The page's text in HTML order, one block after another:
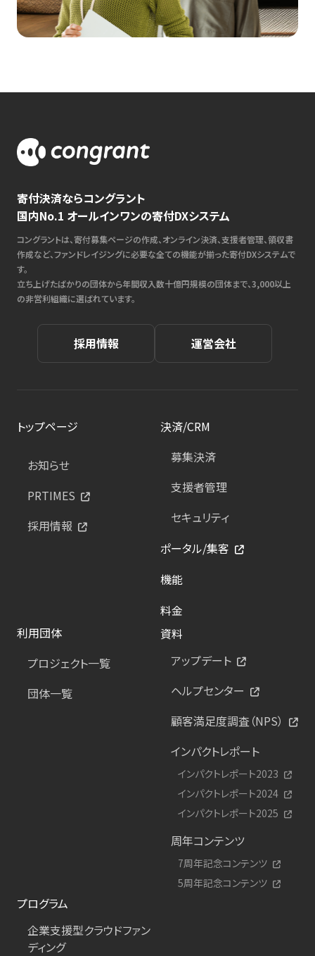
寄付決済ならコングラント
国内No.1 オールインワンの寄付DXシステム
コングラントは、寄付募集ページの作成、オンライン決済、支援者管理、領収書
作成など、ファンドレイジングに必要な全ての機能が揃った寄付DXシステムで
す。
立ち上げたばかりの団体から年間収入数十億円規模の団体まで、3,000以上
の非営利組織に選ばれています。
採用情報 運営会社
トップページ
お知らせ
PRTIMES
採用情報
決済/CRM
募集決済
支援者管理
セキュリティ
ポータル/集客
機能
料金
利用団体
プロジェクト一覧
団体一覧
資料
アップデート
ヘルプセンター
顧客満足度調査（NPS）
インパクトレポート
インパクトレポート2023
インパクトレポート2024
インパクトレポート2025
周年コンテンツ
7周年記念コンテンツ
5周年記念コンテンツ
プログラム
企業支援型クラウドファン
ディング